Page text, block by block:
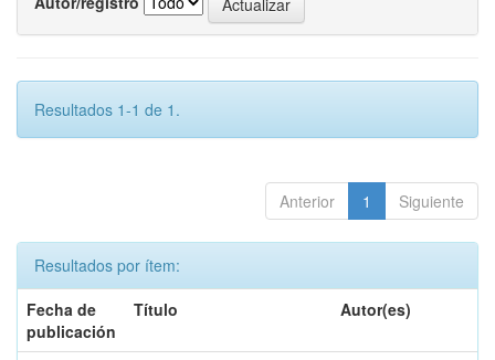
Resultados 1-1 de 1.
Anterior 1 Siguiente
Resultados por ítem:
Fecha de
publicación
Título Autor(es)